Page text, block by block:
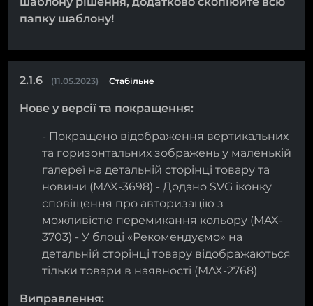
папку шаблону!
2.1.6 (11.05.2023) Стабільне
Нове у версії та покращення:
- Покращено відображення вертикальних
та горизонтальних зображень у маленькій
галереї на детальній сторінці товару та
новини (MAX-3698) - Додано SVG іконку
сповіщення про авторизацію з
можливістю перемикання кольору (MAX-
3703) - У блоці «Рекомендуємо» на
детальній сторінці товару відображаються
тільки товари в наявності (MAX-2768)
Виправлення: